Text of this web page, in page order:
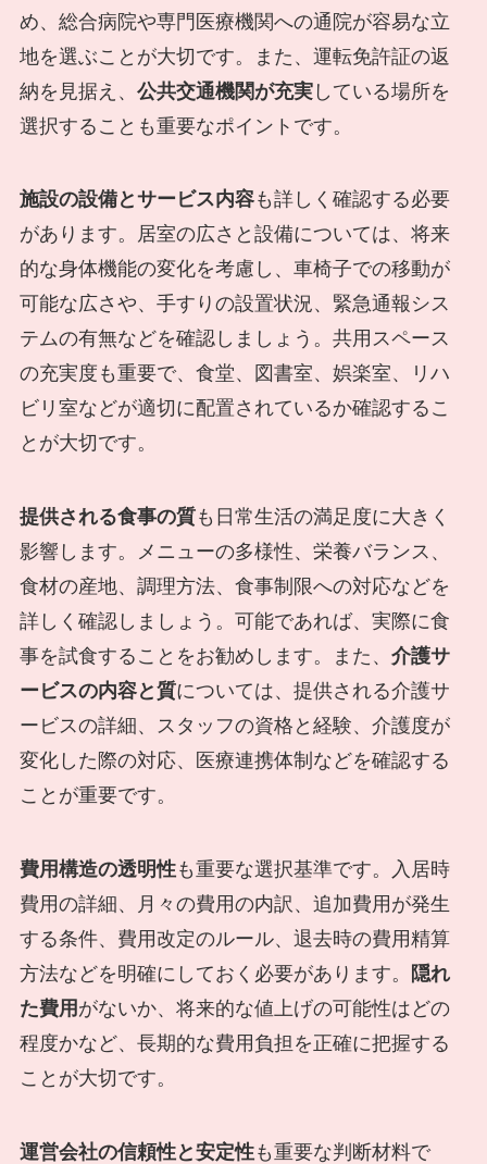
め、総合病院や専門医療機関への通院が容易な立
地を選ぶことが大切です。また、運転免許証の返
納を見据え、 公共交通機関が充実している場所を
選択することも重要なポイントです。
施設の設備とサービス内容も詳しく確認する必要
があります。居室の広さと設備については、将来
的な身体機能の変化を考慮し、車椅子での移動が
可能な広さや、手すりの設置状況、緊急通報シス
テムの有無などを確認しましょう。共用スペース
の充実度も重要で、食堂、図書室、娯楽室、リハ
ビリ室などが適切に配置されているか確認するこ
とが大切です。
提供される食事の質も日常生活の満足度に大きく
影響します。メニューの多様性、栄養バランス、
食材の産地、調理方法、食事制限への対応などを
詳しく確認しましょう。可能であれば、実際に食
事を試食することをお勧めします。また、 介護サ
ービスの内容と質については、提供される介護サ
ービスの詳細、スタッフの資格と経験、介護度が
変化した際の対応、医療連携体制などを確認する
ことが重要です。
費用構造の透明性も重要な選択基準です。入居時
費用の詳細、月々の費用の内訳、追加費用が発生
する条件、費用改定のルール、退去時の費用精算
方法などを明確にしておく必要があります。
隠れ
た費用 がないか、将来的な値上げの可能性はどの
程度かなど、長期的な費用負担を正確に把握する
ことが大切です。
運営会社の信頼性と安定性も重要な判断材料で